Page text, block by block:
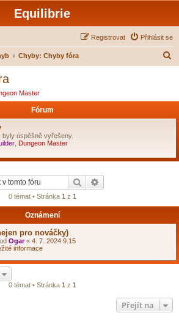
Equilibrie
Přihlásit se
Registrovat
Chyby: Chyby fóra
Master
Fórum
byly úspěšně vyřešeny.
Dungeon Master
Hledat
0 témat • Stránka 1 z 1
Oznámení
pro nováčky)
Ogar« 4. 7. 2024 9.15
informace
0 témat • Stránka 1 z 1
Přejít na